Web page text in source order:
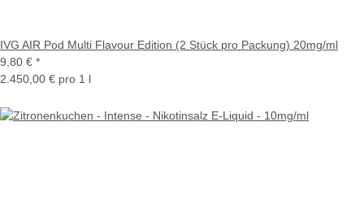
IVG AIR Pod Multi Flavour Edition (2 Stück pro Packung) 20mg/ml
9,80 € *
2.450,00 € pro 1 l